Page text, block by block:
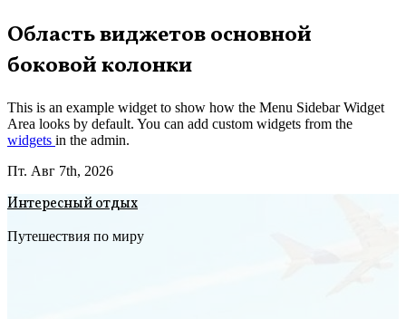
Перейти
к
содержимому
Область виджетов основной
боковой колонки
This is an example widget to show how the Menu Sidebar Widget
Area looks by default. You can add custom widgets from the
widgets in the admin.
Пт. Авг 7th, 2026
Интересный отдых
Путешествия по миру